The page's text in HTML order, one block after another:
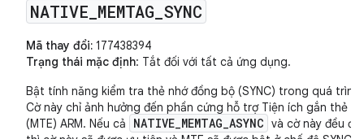
NATIVE MEMTAG SYNC
Mã thay đổi: 177438394
Trạng thái mặc định: Tắt đối với tất cả ứng dụng.
Bật tính năng kiểm tra thẻ nhớ đồng bộ (SYNC) trong quá trình
Cờ này chỉ ảnh hưởng đến phần cứng hỗ trợ Tiện ích gắn thẻ
(MTE) ARM. Nếu cả
NATIVE_MEMTAG_ASYNC và cờ này đều